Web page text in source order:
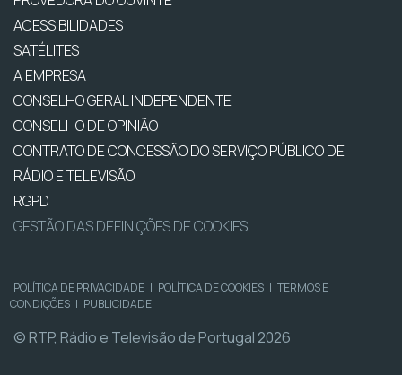
ACESSIBILIDADES
SATÉLITES
A EMPRESA
CONSELHO GERAL INDEPENDENTE
CONSELHO DE OPINIÃO
CONTRATO DE CONCESSÃO DO SERVIÇO PÚBLICO DE
RÁDIO E TELEVISÃO
RGPD
GESTÃO DAS DEFINIÇÕES DE COOKIES
POLÍTICA DE PRIVACIDADE | POLÍTICA DE COOKIES | TERMOS E
CONDIÇÕES | PUBLICIDADE
© RTP, Rádio e Televisão de Portugal 2026